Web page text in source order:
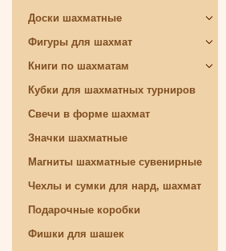
Доски шахматные
Фигуры для шахмат
Книги по шахматам
Кубки для шахматных турниров
Свечи в форме шахмат
Значки шахматные
Магниты шахматные сувенирные
Чехлы и сумки для нард, шахмат
Подарочные коробки
Фишки для шашек